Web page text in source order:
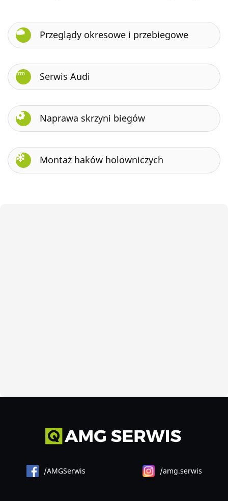
Przeglądy okresowe i przebiegowe
Serwis Audi
Naprawa skrzyni biegów
Montaż haków holowniczych
/AMGSerwis /amg.serwis